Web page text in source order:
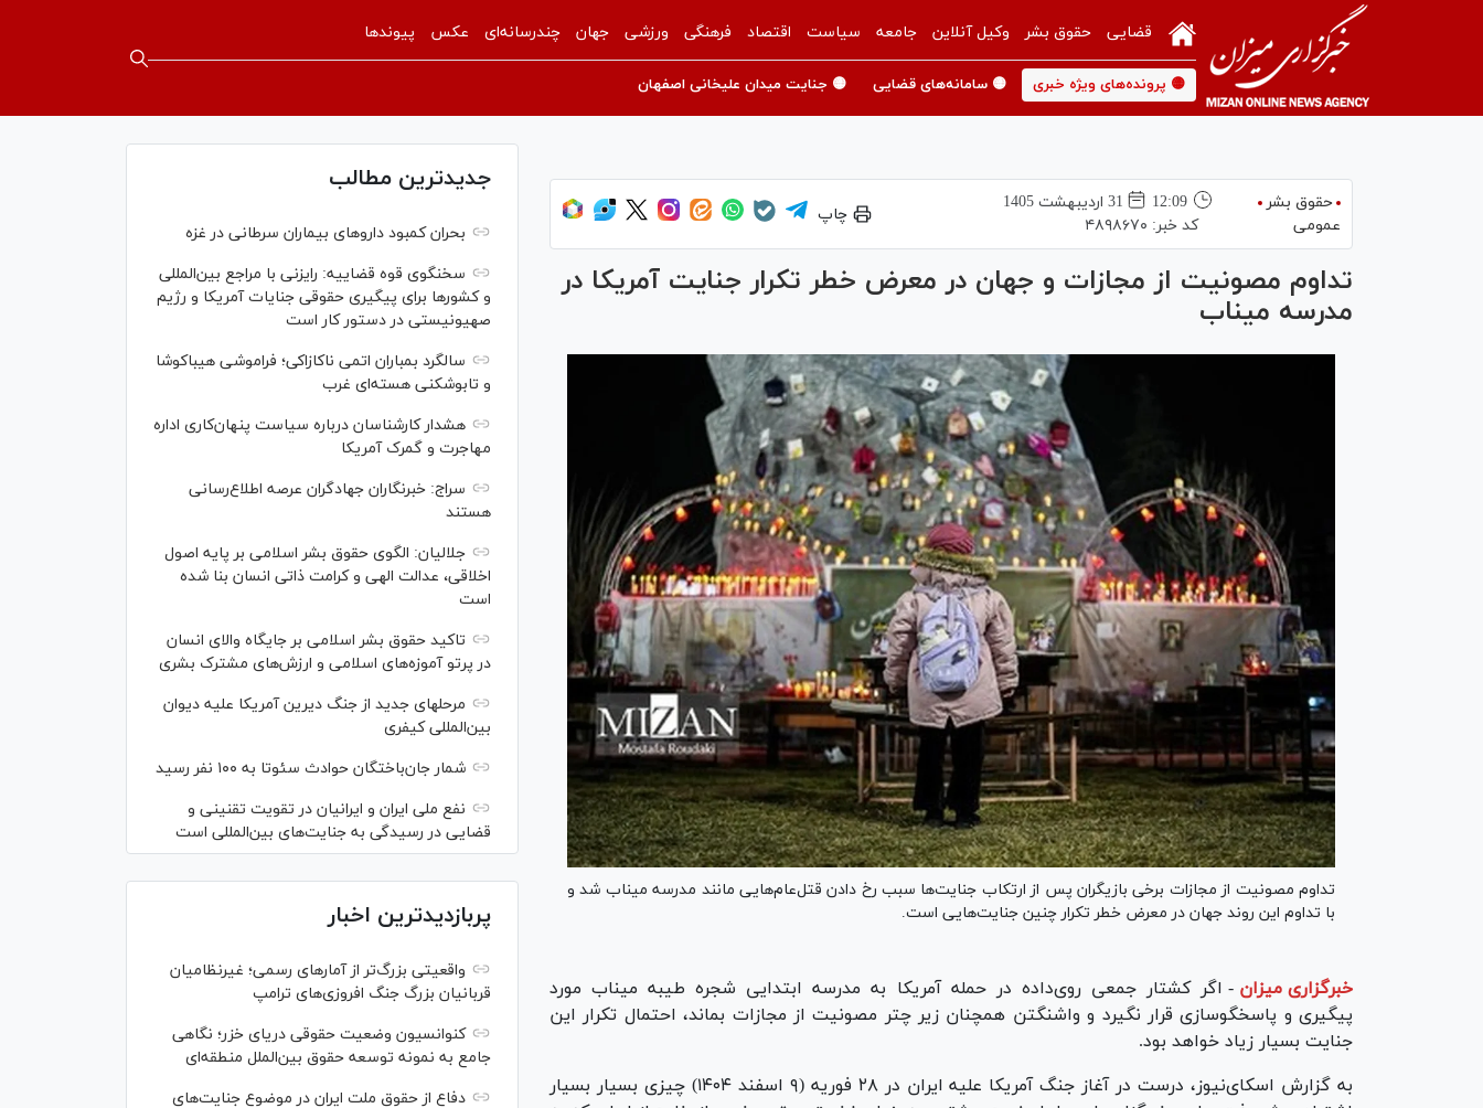
قضایی حقوق بشر وکیل آنلاین جامعه سیاست اقتصاد فرهنگی ورزشی جهان چندرسانه‌ای عکس پیوندها
🟡 پرونده‌های ویژه خبری 🟡 سامانه‌های قضایی 🟡 جنایت میدان علیخانی اصفهان
حقوق بشر
عمومی
12:09
31 ارديبهشت 1405
کد خبر: ۴۸۹۸۶۷۰
چاپ
تداوم مصونیت از مجازات و جهان در معرض خطر تکرار جنایت آمریکا در
مدرسه میناب
تداوم مصونیت از مجازات برخی بازیگران پس از ارتکاب جنایت‌ها سبب رخ دادن قتل‌عام‌هایی مانند مدرسه میناب شد و
با تداوم این روند جهان در معرض خطر تکرار چنین جنایت‌هایی است.
خبرگزاری میزان - اگر کشتار جمعی روی‌داده در حمله آمریکا به مدرسه ابتدایی شجره طیبه میناب مورد
پیگیری و پاسخگوسازی قرار نگیرد و واشنگتن همچنان زیر چتر مصونیت از مجازات بماند، احتمال تکرار این
جنایت بسیار زیاد خواهد بود.
به گزارش اسکای‌نیوز، درست در آغاز جنگ آمریکا علیه ایران در ۲۸ فوریه (۹ اسفند ۱۴۰۴) چیزی بسیار بسیار
جدیدترین مطالب
بحران کمبود دارو‌های بیماران سرطانی در غزه
سخنگوی قوه قضاییه: رایزنی‌ با مراجع بین‌المللی
و کشور‌ها برای پیگیری حقوقی جنایات آمریکا و رژیم
صهیونیستی در دستور کار است
سالگرد بمباران اتمی ناکازاکی؛ فراموشی هیباکوشا
و تابوشکنی هسته‌ای غرب
هشدار کارشناسان درباره سیاست پنهان‌کاری اداره
مهاجرت و گمرک آمریکا
سراج: خبرنگاران جهادگران عرصه اطلاع‌رسانی
هستند
جلالیان: الگوی حقوق بشر اسلامی بر پایه اصول
اخلاقی، عدالت الهی و کرامت ذاتی انسان بنا شده
است
تاکید حقوق بشر اسلامی بر جایگاه والای انسان
در پرتو آموزه‌های اسلامی و ارزش‌های مشترک بشری
مرحله‎ای جدید از جنگ دیرین آمریکا علیه دیوان
بین‌المللی کیفری
شمار جان‌باختگان حوادث سئوتا به ۱۰۰ نفر رسید
نفع ملی ایران و ایرانیان در تقویت تقنینی و
قضایی در رسیدگی به جنایت‌های بین‌المللی است
پربازدیدترین اخبار
واقعیتی بزرگ‌تر از آمار‌های رسمی؛ غیرنظامیان
قربانیان بزرگ جنگ افروزی‌های ترامپ
کنوانسیون وضعیت حقوقی دریای خزر؛ نگاهی
جامع به نمونه توسعه حقوق بین‌الملل منطقه‌ای
دفاع از حقوق ملت ایران در موضوع جنایت‌های